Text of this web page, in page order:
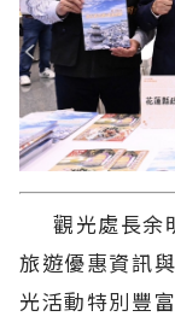
觀光處長余
旅遊優惠資訊
光活動特別豐